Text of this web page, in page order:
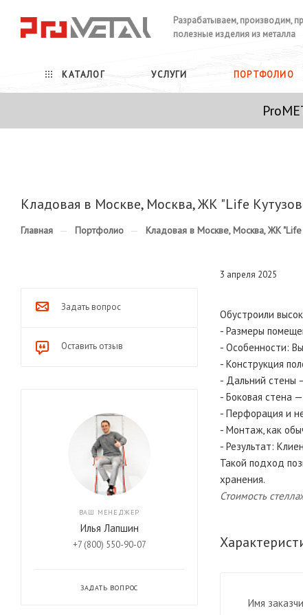
Разрабатываем, производим,
полезные изделия из металла
КАТАЛОГ УСЛУГИ ПОРТФОЛИО
Кладовая в Москве, Москва, ЖК "Life
Главная — Портфолио — Кладовая в Москве, Москва, ЖК "Life
3 апреля 2025
Обустроили
- Размеры
- Особенности:
- Конструкция
- Дальний стены
- Боковая стена
- Перфорация и
- Монтаж, как
- Результат:
Такой подход
хранения.
Стоимость
Имя
Задать вопрос
Оставить отзыв
ВАШ МЕНЕДЖЕР
Илья Лапшин
+7 (800) 550-90-07
ЗАДАТЬ ВОПРОС